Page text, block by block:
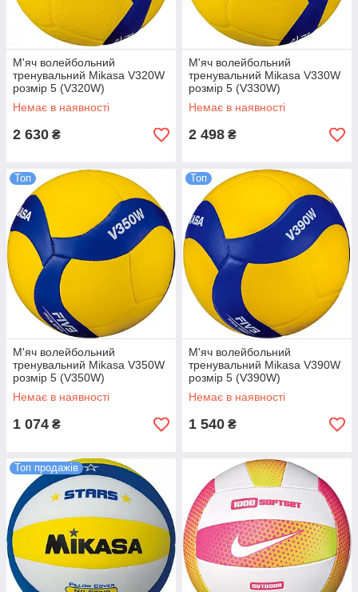
М'яч волейбольний
тренувальний Mikasa V320W
розмір 5 (V320W)
Немає в наявності
2 630 ₴
М'яч волейбольний
тренувальний Mikasa V330W
розмір 5 (V330W)
Немає в наявності
2 498 ₴
Топ
М'яч волейбольний
тренувальний Mikasa V350W
розмір 5 (V350W)
Немає в наявності
1 074 ₴
Топ
М'яч волейбольний
тренувальний Mikasa V390W
розмір 5 (V390W)
Немає в наявності
1 540 ₴
Топ продажів